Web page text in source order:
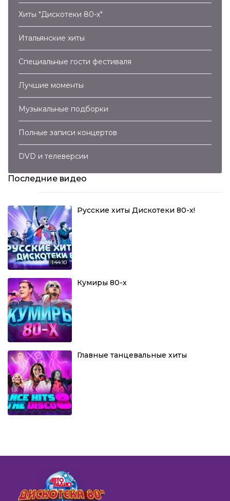
Хиты "Дискотеки 80-х"
Итальянские хиты
Специальные гости фестиваля
Лучшие моменты
Музыкальные подборки
Полные записи концертов
DVD и телеверсии
Последние видео
1:44:10
Русские хиты Дискотеки 80-х!
Кумиры 80-х
Главные танцевальные хиты